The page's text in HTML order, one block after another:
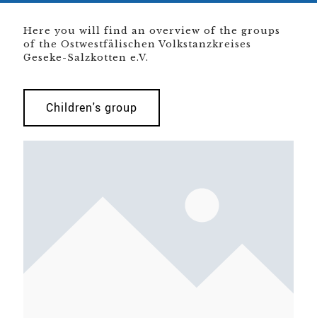
Here you will find an overview of the groups
of the Ostwestfälischen Volkstanzkreises
Geseke-Salzkotten e.V.
Children's group